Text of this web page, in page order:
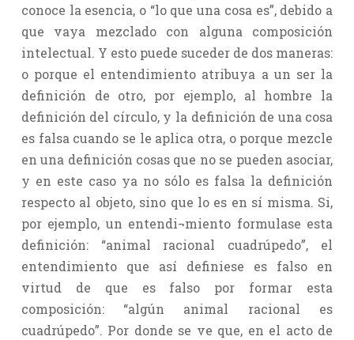
conoce la esencia, o “lo que una cosa es”, debido a
que vaya mezclado con alguna composición
intelectual. Y esto puede suceder de dos maneras:
o porque el entendimiento atribuya a un ser la
definición de otro, por ejemplo, al hombre la
definición del círculo, y la definición de una cosa
es falsa cuando se le aplica otra, o porque mezcle
en una definición cosas que no se pueden asociar,
y en este caso ya no sólo es falsa la definición
respecto al objeto, sino que lo es en sí misma. Si,
por ejemplo, un entendi¬miento formulase esta
definición: “animal racional cuadrúpedo”, el
entendimiento que así definiese es falso en
virtud de que es falso por formar esta
composición: “algún animal racional es
cuadrúpedo”. Por donde se ve que, en el acto de